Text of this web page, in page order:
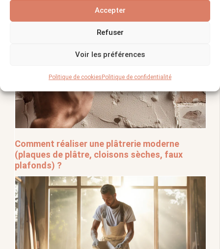
Accepter
Refuser
Voir les préférences
Politique de cookiesPolitique de confidentialité
Vous allez également aimer :
Comment réaliser une plâtrerie moderne
(plaques de plâtre, cloisons sèches, faux
plafonds) ?